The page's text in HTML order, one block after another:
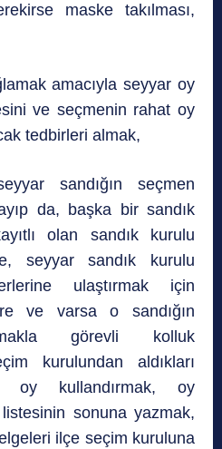
maske takılması,
amacıyla seyyar oy
ve seçmenin rahat oy
tedbirleri almak,
sandığın seçmen
da, başka bir sandık
olan sandık kurulu
seyyar sandık kurulu
ulaştırmak için
ve varsa o sandığın
görevli kolluk
kurulundan aldıkları
oy kullandırmak, oy
listesinin sonuna yazmak,
ilçe seçim kuruluna